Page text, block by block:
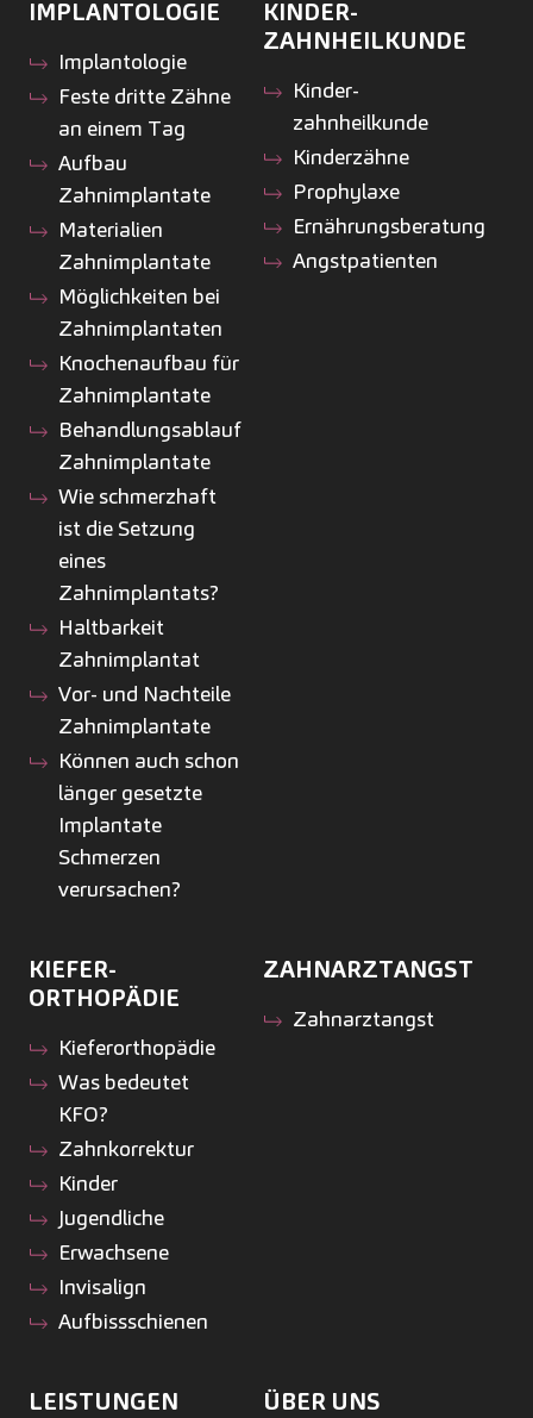
IMPLANTOLOGIE
Implantologie
Feste dritte Zähne
an einem Tag
Aufbau
Zahnimplantate
Materialien
Zahnimplantate
Möglichkeiten bei
Zahnimplantaten
Knochenaufbau für
Zahnimplantate
Behandlungsablauf
Zahnimplantate
Wie schmerzhaft
ist die Setzung
eines
Zahnimplantats?
Haltbarkeit
Zahnimplantat
Vor- und Nachteile
Zahnimplantate
Können auch schon
länger gesetzte
Implantate
Schmerzen
verursachen?
KINDER­
ZAHNHEILKUNDE
Kinder­
zahnheilkunde
Kinderzähne
Prophylaxe
Ernährungsberatung
Angstpatienten
KIEFER­
ORTHOPÄDIE
Kiefer­orthopädie
Was bedeutet
KFO?
Zahnkorrektur
Kinder
Jugendliche
Erwachsene
Invisalign
Aufbissschienen
ZAHNARZTANGST
Zahnarztangst
LEISTUNGEN ÜBER UNS